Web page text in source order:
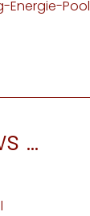
Energie-Pool
...